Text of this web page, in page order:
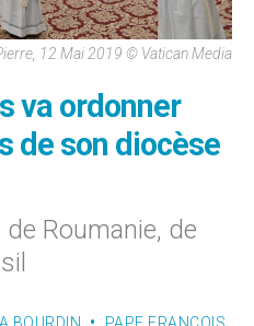
12 Mai 2019 © Vatican Media
va ordonner
de son diocèse
de Roumanie, de